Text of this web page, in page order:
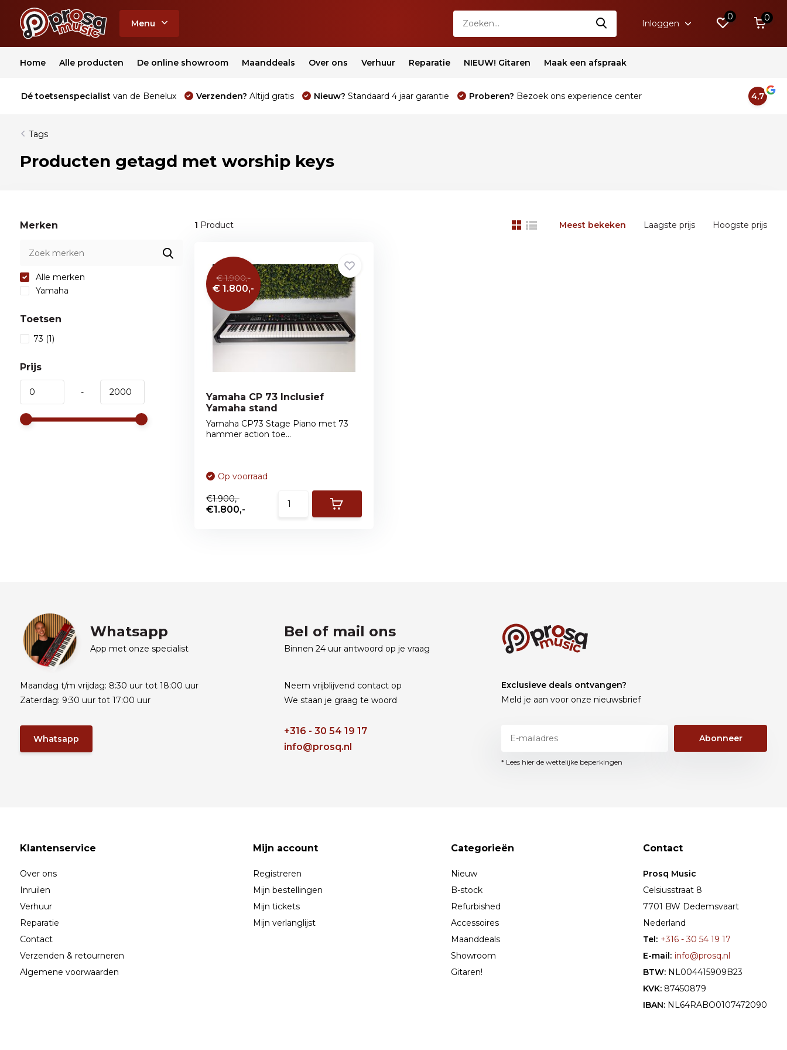
Menu Inloggen
0 0
Home Alle producten De online showroom Maanddeals Over ons Verhuur Reparatie NIEUW! Gitaren Maak een afspraak
Dé toetsenspecialist van de Benelux Verzenden? Altijd gratis Nieuw? Standaard 4 jaar garantie Proberen? Bezoek ons experience center 4,7
Tags
Producten getagd met worship keys
Merken
Alle merken
Yamaha
Toetsen
73 (1)
Prijs
-
1 Product Meest bekeken Laagste prijs Hoogste prijs
€ 1.900,-
€ 1.800,-
Yamaha CP 73 Inclusief
Yamaha stand
Yamaha CP73 Stage Piano met 73
hammer action toe...
Op voorraad
€1.900,-
€1.800,-
Whatsapp
App met onze specialist
Maandag t/m vrijdag: 8:30 uur tot 18:00 uur
Zaterdag: 9:30 uur tot 17:00 uur
Whatsapp
Bel of mail ons
Binnen 24 uur antwoord op je vraag
Neem vrijblijvend contact op
We staan je graag te woord
+316 - 30 54 19 17
info@prosq.nl
Exclusieve deals ontvangen?
Meld je aan voor onze nieuwsbrief
Abonneer
* Lees hier de wettelijke beperkingen
Klantenservice
Over ons
Inruilen
Verhuur
Reparatie
Contact
Verzenden & retourneren
Algemene voorwaarden
Mijn account
Registreren
Mijn bestellingen
Mijn tickets
Mijn verlanglijst
Categorieën
Nieuw
B-stock
Refurbished
Accessoires
Maanddeals
Showroom
Gitaren!
Contact
Prosq Music
Celsiusstraat 8
7701 BW Dedemsvaart
Nederland
Tel: +316 - 30 54 19 17
E-mail: info@prosq.nl
BTW: NL004415909B23
KVK: 87450879
IBAN: NL64RABO0107472090